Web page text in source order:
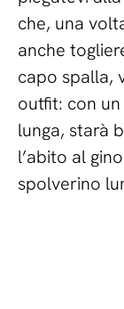
che, una
anche
capo spalla,
outfit: con
lunga, starà
l’abito al
spolverino